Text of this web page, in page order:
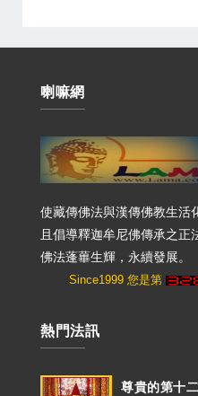
喇嘛網
使藏傳佛法與漢傳佛教生活
且倡導釋迦牟尼佛傳承之正
佛法蓬蓽生輝，永續發展。
Since1999 您是第
熱門法訊
尊貴的第十